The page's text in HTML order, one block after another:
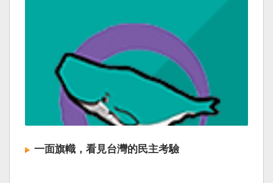
一面旗幟，看見台灣的民主考驗